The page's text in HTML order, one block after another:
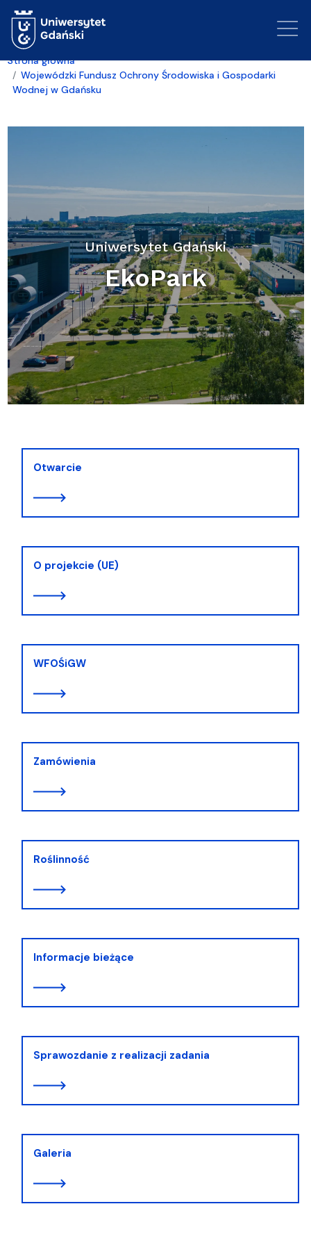
Strona główna
Wojewódzki Fundusz Ochrony Środowiska i Gospodarki
Wodnej w Gdańsku
Uniwersytet Gdański
EkoPark
Otwarcie
O projekcie (UE)
WFOŚiGW
Zamówienia
Roślinność
Informacje bieżące
Sprawozdanie z realizacji zadania
Galeria